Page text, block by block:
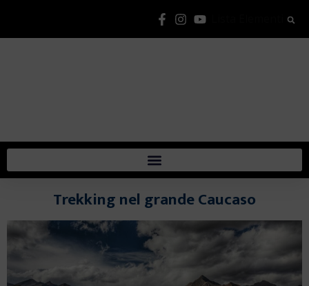
Trekking nel grande Caucaso